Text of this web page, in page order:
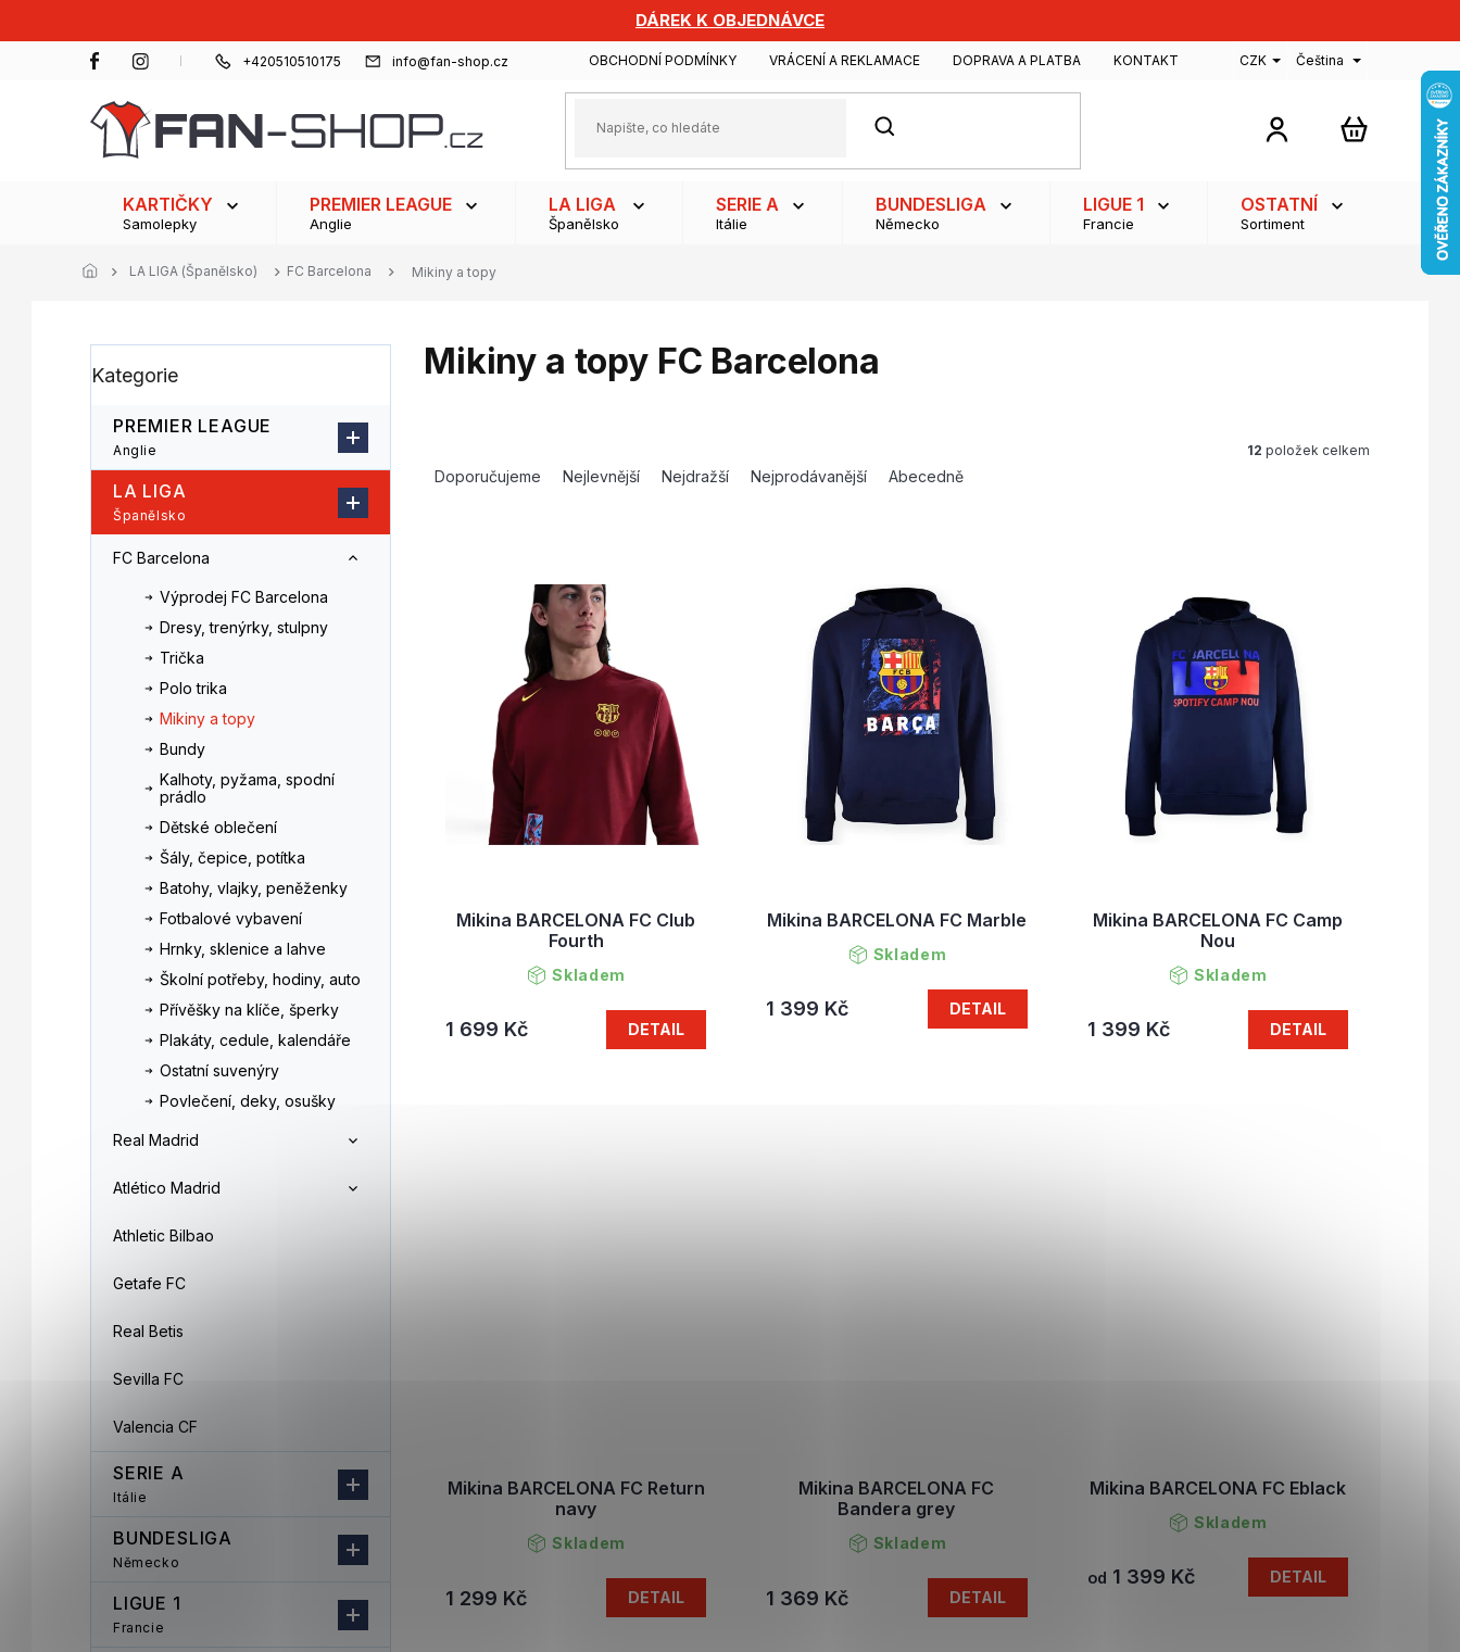
DÁREK K OBJEDNÁVCE
+420510510175 info@fan-shop.cz OBCHODNÍ PODMÍNKY VRÁCENÍ A REKLAMACE DOPRAVA A PLATBA KONTAKT CZK Čeština
HLEDAT
NÁKUPNÍ
KARTIČKY
Samolepky
PREMIER LEAGUE
Anglie
LA LIGA
Španělsko
SERIE A
Itálie
BUNDESLIGA
Německo
LIGUE 1
Francie
OSTATNÍ
Sortiment
LA LIGA (Španělsko) FC Barcelona Mikiny a topy
o
a
kategorie
Kategorie
PREMIER LEAGUE
Anglie
LA LIGA
Španělsko
FC Barcelona
Výprodej FC Barcelona
Dresy, trenýrky, stulpny
Trička
Polo trika
Mikiny a topy
Bundy
Kalhoty, pyžama, spodní
prádlo
Dětské oblečení
Šály, čepice, potítka
Batohy, vlajky, peněženky
Fotbalové vybavení
Hrnky, sklenice a lahve
Školní potřeby, hodiny, auto
Přívěšky na klíče, šperky
Plakáty, cedule, kalendáře
Ostatní suvenýry
Povlečení, deky, osušky
Real Madrid
Atlético Madrid
Athletic Bilbao
Getafe FC
Real Betis
Sevilla FC
Valencia CF
SERIE A
Itálie
BUNDESLIGA
Německo
LIGUE 1
Francie
Mikiny a topy FC Barcelona
Doporučujeme Nejlevnější Nejdražší Nejprodávanější Abecedně
12 položek celkem
Mikina BARCELONA FC Club
Fourth
Skladem
1 699 Kč DETAIL
Mikina BARCELONA FC Marble
Skladem
1 399 Kč DETAIL
Mikina BARCELONA FC Camp
Nou
Skladem
1 399 Kč DETAIL
Mikina BARCELONA FC Return
navy
Skladem
1 299 Kč DETAIL
Mikina BARCELONA FC
Bandera grey
Skladem
1 369 Kč DETAIL
Mikina BARCELONA FC Eblack
Skladem
od 1 399 Kč DETAIL